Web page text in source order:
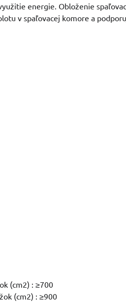
energie. Obloženie
v spaľovacej komore a
(cm2) : ≥700
(cm2) : ≥900